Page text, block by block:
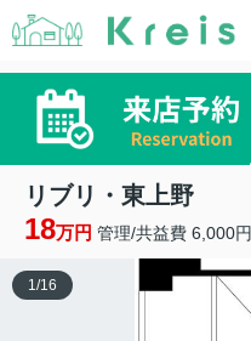
リブリ・東上野
18万円 管理/共益費 6,000円
1/16